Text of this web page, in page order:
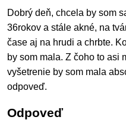
Dobrý deň, chcela by som
36rokov a stále akné, na
čase aj na hrudi a chrbte.
by som mala. Z čoho to asi
vyšetrenie by som mala
odpoveď.
Odpoveď